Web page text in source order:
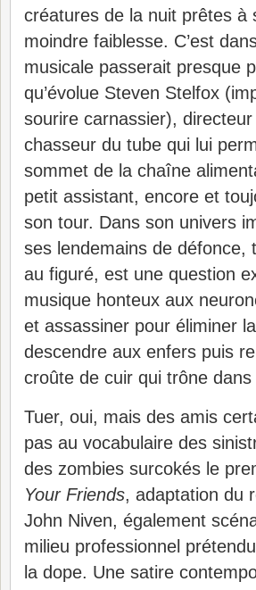
créatures de la nuit prêtes à
moindre faiblesse. C’est
musicale passerait presque
qu’évolue Steven Stelfox
sourire carnassier),
chasseur du tube qui lui
sommet de la chaîne
petit assistant, encore et
son tour. Dans son univers
ses lendemains de
au figuré, est une question
musique honteux aux
et assassiner pour éliminer
descendre aux enfers puis
croûte de cuir qui trône
Tuer, oui, mais des amis
pas au vocabulaire des
des zombies surcokés le
Your Friends, adaptation du
John Niven, également
milieu professionnel
la dope. Une satire